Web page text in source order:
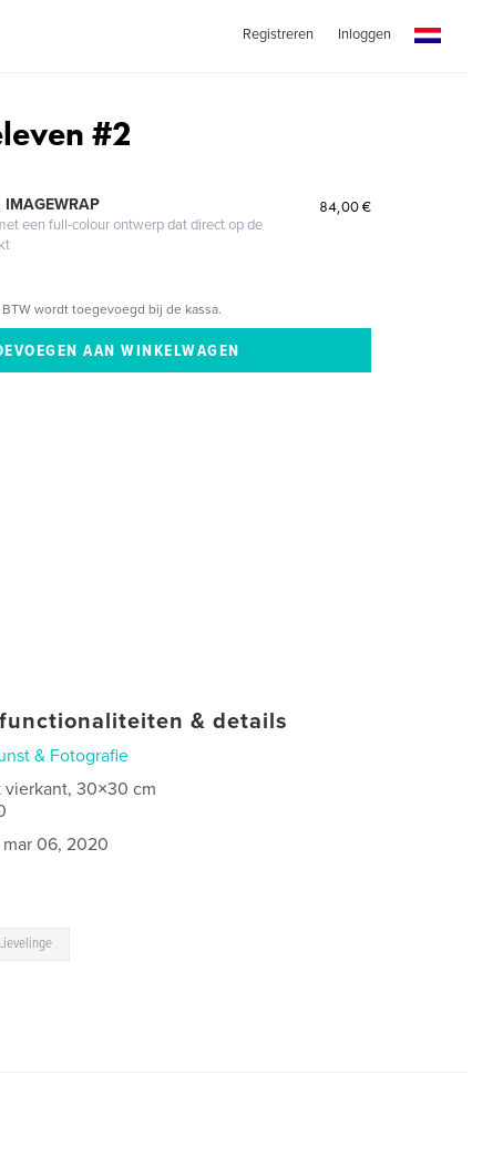
Registreren Inloggen
#2
IMAGEWRAP
een full-colour ontwerp dat direct op de
84,00 €
BTW wordt toegevoegd bij de kassa.
& details
& Fotografie
vierkant, 30×30 cm
mar 06, 2020
Lievelinge